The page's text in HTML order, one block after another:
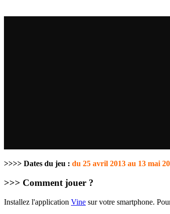
>>>> Dates du jeu : du 25 avril 2013 au 13 mai
>>> Comment jouer ?
Installez l'application Vine sur votre smartphone.